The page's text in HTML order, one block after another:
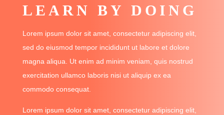
LEARN BY DOING
Lorem ipsum dolor sit amet, consectetur adipiscing elit,
sed do eiusmod tempor incididunt ut labore et dolore
magna aliqua. Ut enim ad minim veniam, quis nostrud
exercitation ullamco laboris nisi ut aliquip ex ea
commodo consequat.
Lorem ipsum dolor sit amet, consectetur adipiscing elit,